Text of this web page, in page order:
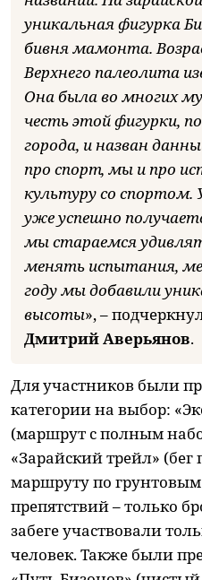
уникальная фигурка
бивня мамонта.
Верхнего палеолита
Она была во многих
честь этой фигурки,
города, и назван
про спорт, мы и про
культуру со спортом.
уже успешно
мы стараемся
менять испытания,
году мы добавили
высоты», –
Дмитрий Аверьянов.
Для участников были
категории на выбор:
(маршрут с полным
«Зарайский трейл» (бег
маршруту по грунтовым
препятствий – только
забеге участвовали
человек. Также были